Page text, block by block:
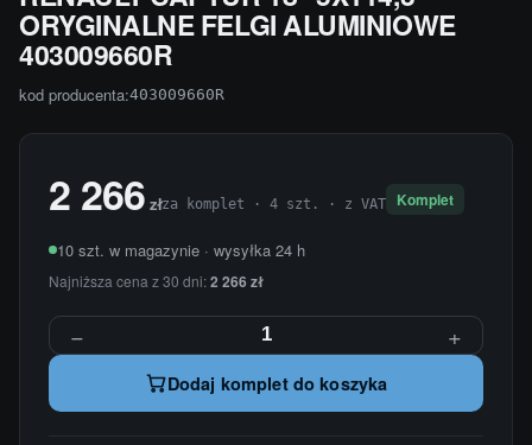
ORYGINALNE FELGI ALUMINIOWE
403009660R
kod producenta:403009660R
2 266 złza komplet · 4 szt. · z VAT Komplet
10 szt. w magazynie · wysyłka 24 h
Najniższa cena z 30 dni:2 266 zł
− +
Dodaj komplet do koszyka